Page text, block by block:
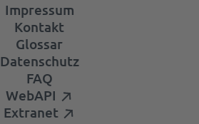
Impressum
Kontakt
Glossar
Datenschutz
FAQ
WebAPI
Extranet